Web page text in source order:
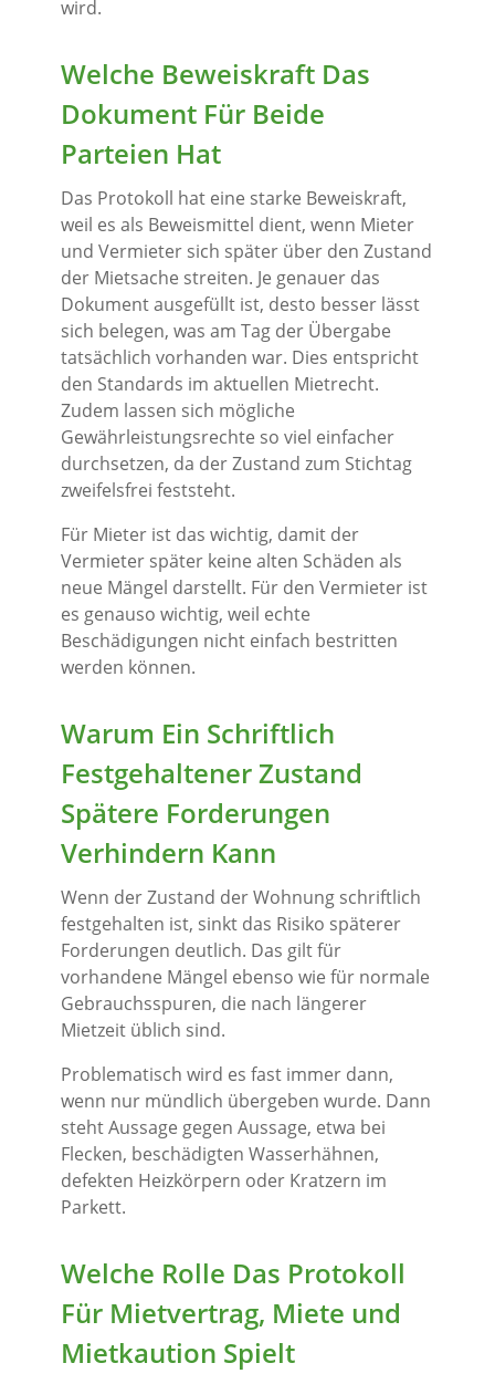
wird.
Welche Beweiskraft Das
Dokument Für Beide
Parteien Hat
Das Protokoll hat eine starke Beweiskraft,
weil es als Beweismittel dient, wenn Mieter
und Vermieter sich später über den Zustand
der Mietsache streiten. Je genauer das
Dokument ausgefüllt ist, desto besser lässt
sich belegen, was am Tag der Übergabe
tatsächlich vorhanden war. Dies entspricht
den Standards im aktuellen Mietrecht.
Zudem lassen sich mögliche
Gewährleistungsrechte so viel einfacher
durchsetzen, da der Zustand zum Stichtag
zweifelsfrei feststeht.
Für Mieter ist das wichtig, damit der
Vermieter später keine alten Schäden als
neue Mängel darstellt. Für den Vermieter ist
es genauso wichtig, weil echte
Beschädigungen nicht einfach bestritten
werden können.
Warum Ein Schriftlich
Festgehaltener Zustand
Spätere Forderungen
Verhindern Kann
Wenn der Zustand der Wohnung schriftlich
festgehalten ist, sinkt das Risiko späterer
Forderungen deutlich. Das gilt für
vorhandene Mängel ebenso wie für normale
Gebrauchsspuren, die nach längerer
Mietzeit üblich sind.
Problematisch wird es fast immer dann,
wenn nur mündlich übergeben wurde. Dann
steht Aussage gegen Aussage, etwa bei
Flecken, beschädigten Wasserhähnen,
defekten Heizkörpern oder Kratzern im
Parkett.
Welche Rolle Das Protokoll
Für Mietvertrag, Miete und
Mietkaution Spielt